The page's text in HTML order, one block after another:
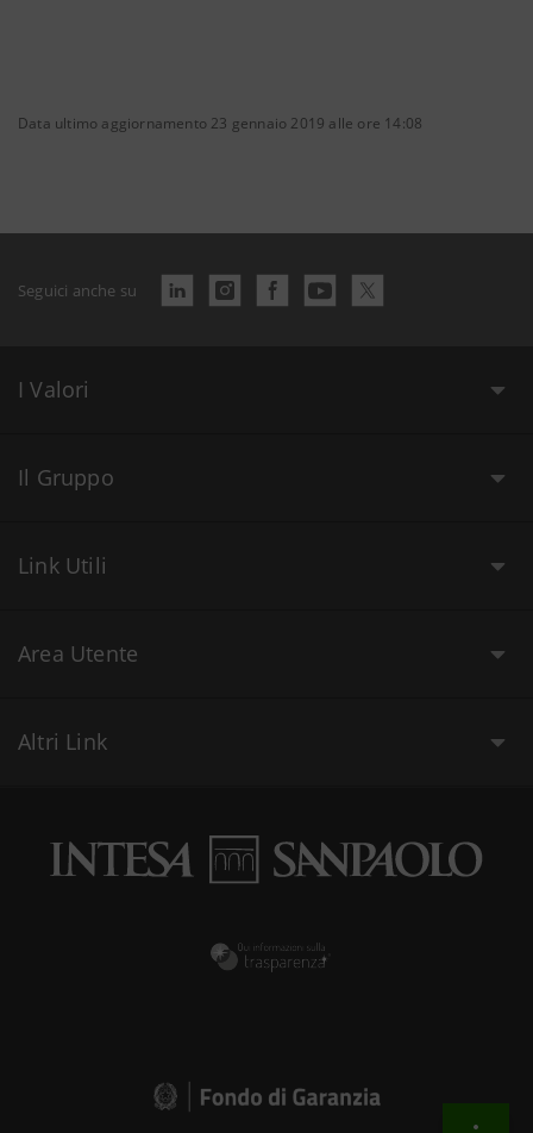
Data ultimo aggiornamento 23 gennaio 2019 alle ore 14:08
Seguici anche su
I Valori
Il Gruppo
Link Utili
Area Utente
Altri Link